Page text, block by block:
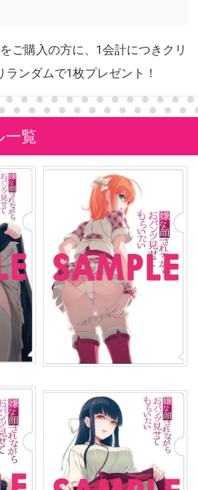
ご購入の方に、1会計につきクリ
ンダムで1枚プレゼント！
一覧